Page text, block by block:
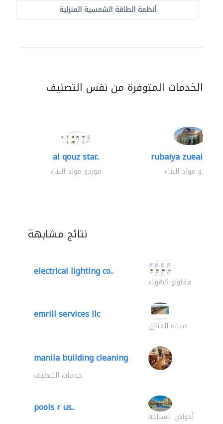
أنظمة الطاقة الشمسية المنزلية
الخدمات المتوفرة من نفس التصنيف
al qouz star..
موردو مواد البناء
rubaiya zueaid
موردو مواد البناء
نتائج مشابهة
electrical lighting co..
مقاولو كهرباء
emrill services llc
صيانة المنازل
manila building cleaning
خدمات التنظيف
pools r us..
أحواض السباحة